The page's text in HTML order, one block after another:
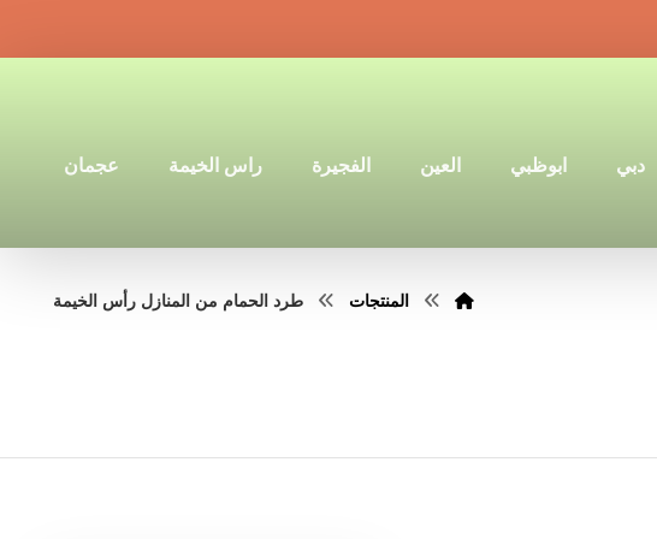
دبي ابوظبي العين الفجيرة راس الخيمة عجمان
المنتجات طرد الحمام من المنازل رأس الخيمة